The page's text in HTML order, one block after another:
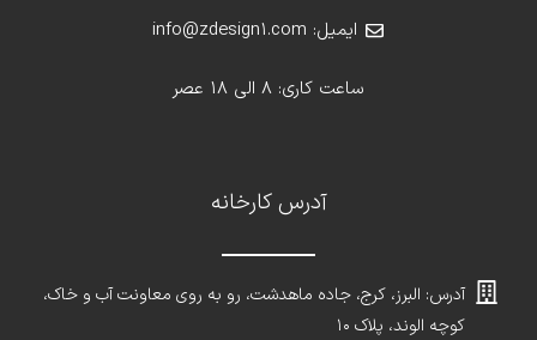
ایمیل: info@zdesign1.com
ساعت کاری: 8 الی 18 عصر
آدرس کارخانه
آدرس: البرز، کرج، جاده ماهدشت، رو به روی معاونت آب و خاک،
کوچه الوند، پلاک ۱۰